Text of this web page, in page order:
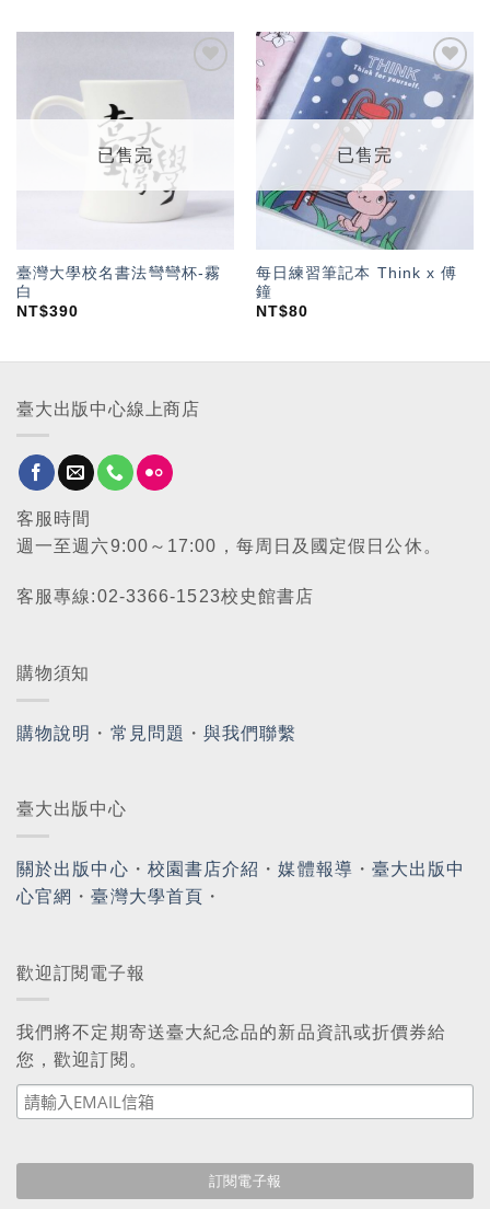
望輕
已售完
臺灣大學校名書法彎彎杯-霧
白
NT$390
「願
望輕
已售完
每日練習筆記本 Think x 傅
鐘
NT$80
臺大出版中心線上商店
客服時間
週一至週六9:00～17:00，每周日及國定假日公休。
客服專線:02-3366-1523校史館書店
購物須知
購物說明 ・ 常見問題 ・與我們聯繫
臺大出版中心
關於出版中心 ・ 校園書店介紹 ・媒體報導 ・ 臺大出版中
心官網 ・臺灣大學首頁 ・
歡迎訂閱電子報
我們將不定期寄送臺大紀念品的新品資訊或折價券給
您，歡迎訂閱。